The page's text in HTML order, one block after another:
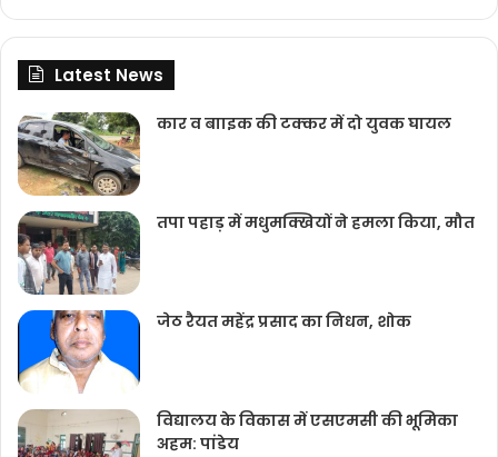
Latest News
कार व बााइक की टक्‍कर में दो युवक घायल
तपा पहाड़ में मधुमक्खियों ने हमला किया, मौत
जेठ रैयत महेंद्र प्रसाद का निधन, शोक
विद्यालय के विकास में एसएमसी की भूमिका
अहम: पांडेय